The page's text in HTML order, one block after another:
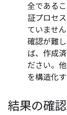
全である
証プロセ
ていませ
確認が難
ば、作成
ださい。
を構造化
結果の確認